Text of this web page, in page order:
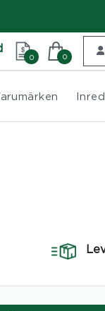
0 0